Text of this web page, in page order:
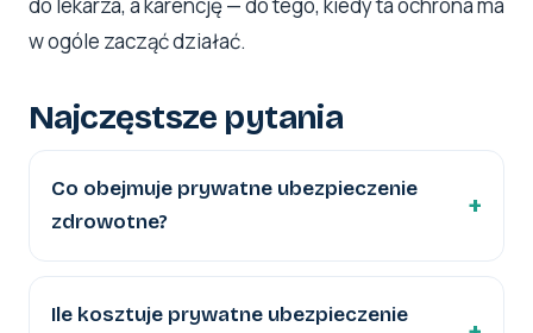
do lekarza, a karencję — do tego, kiedy ta ochrona ma
w ogóle zacząć działać.
Najczęstsze pytania
Co obejmuje prywatne ubezpieczenie
zdrowotne?
Ile kosztuje prywatne ubezpieczenie